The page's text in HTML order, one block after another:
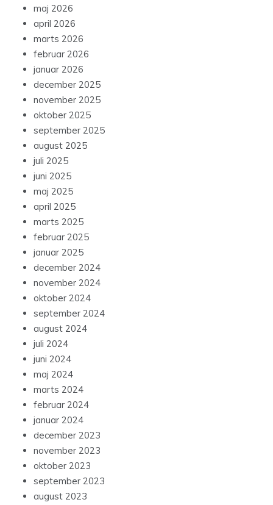
maj 2026
april 2026
marts 2026
februar 2026
januar 2026
december 2025
november 2025
oktober 2025
september 2025
august 2025
juli 2025
juni 2025
maj 2025
april 2025
marts 2025
februar 2025
januar 2025
december 2024
november 2024
oktober 2024
september 2024
august 2024
juli 2024
juni 2024
maj 2024
marts 2024
februar 2024
januar 2024
december 2023
november 2023
oktober 2023
september 2023
august 2023